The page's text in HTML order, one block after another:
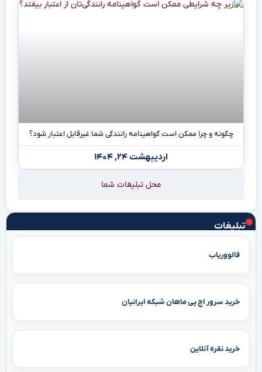
تبلیغات
فالووریاب
خرید سرور اچ پی ماهان شبکه ایرانیان
خرید نقره آنلاین
چگونه و چرا ممکن است گواهینامه‌ رانندگی شما غیرقابل اعتبار شود؟
اردیبهشت ۲۴, ۱۴۰۴
محل تبلیغات شما